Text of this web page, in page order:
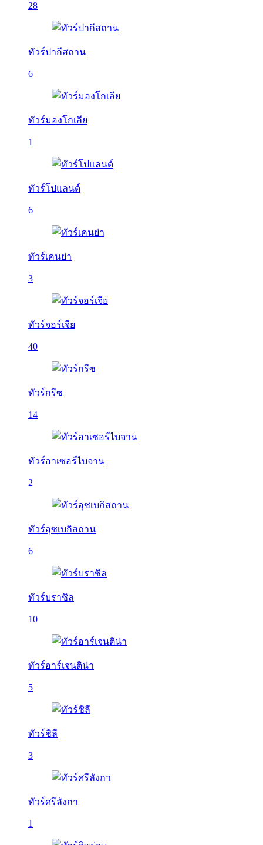
28
ทัวร์ปากีสถาน
6
ทัวร์มองโกเลีย
1
ทัวร์โปแลนด์
6
ทัวร์เคนย่า
3
ทัวร์จอร์เจีย
40
ทัวร์กรีซ
14
ทัวร์อาเซอร์ไบจาน
2
ทัวร์อุซเบกิสถาน
6
ทัวร์บราซิล
10
ทัวร์อาร์เจนติน่า
5
ทัวร์ชิลี
3
ทัวร์ศรีลังกา
1